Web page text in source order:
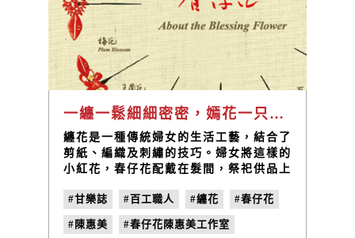
一纏一鬆細細密密，嫣花一只落寄福氣圓滿，嫁娘一攬百年好合 —— 春仔花 陳惠美
纏花是一種傳統婦女的生活工藝，結合了
剪紙、編織及刺繡的技巧。婦女將這樣的
小紅花，春仔花配戴在髮間，祭祀供品上
生活裡的民間技藝，在民國時期尤其盛
行，卻在塑料大量填充的工業時代，幾乎
失傳。
#甘樂誌 #百工職人 #纏花 #春仔花
#陳惠美 #春仔花陳惠美工作室